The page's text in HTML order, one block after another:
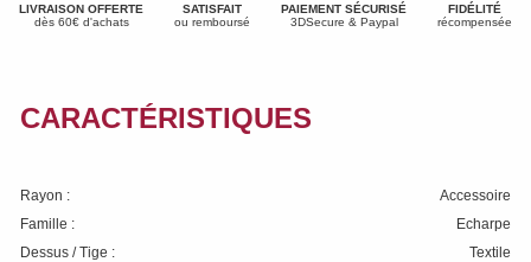
LIVRAISON OFFERTE
dès 60€ d'achats
SATISFAIT
ou remboursé
PAIEMENT SÉCURISÉ
3DSecure & Paypal
FIDÉLITÉ
récompensée
CARACTÉRISTIQUES
Rayon :
Accessoire
Famille :
Echarpe
Dessus / Tige :
Textile